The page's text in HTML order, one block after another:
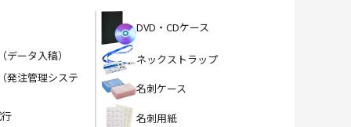
データ入稿）
発注管理システ
DVD・CDケース
ネックストラップ
名刺ケース
名刺用紙